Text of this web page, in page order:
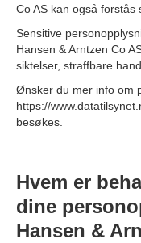
Co AS kan også forstås
Sensitive
Hansen & Arntzen Co
siktelser, straffbare
Ønsker du mer info om
https://
besøkes.
Hvem er
dine
Hansen &